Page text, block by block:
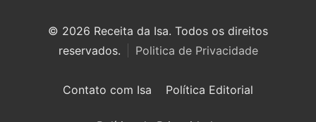
© 2026 Receita da Isa. Todos os direitos
reservados.
Politica de Privacidade
Contato com Isa Política Editorial